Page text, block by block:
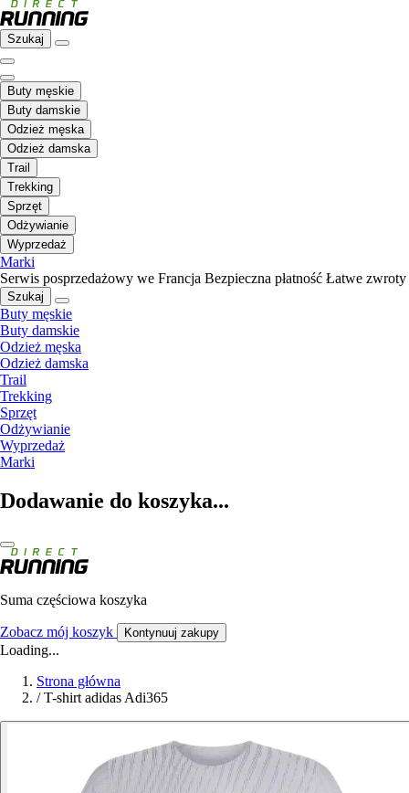
Szukaj
Buty męskie
Buty damskie
Odzież męska
Odzież damska
Trail
Trekking
Sprzęt
Odżywianie
Wyprzedaż
Marki
Serwis posprzedażowy we Francja Bezpieczna płatność Łatwe zwroty
Szukaj
Buty męskie
Buty damskie
Odzież męska
Odzież damska
Trail
Trekking
Sprzęt
Odżywianie
Wyprzedaż
Marki
Dodawanie do koszyka...
Suma częściowa koszyka
Zobacz mój koszyk Kontynuuj zakupy
Loading...
Strona główna
/ T-shirt adidas Adi365